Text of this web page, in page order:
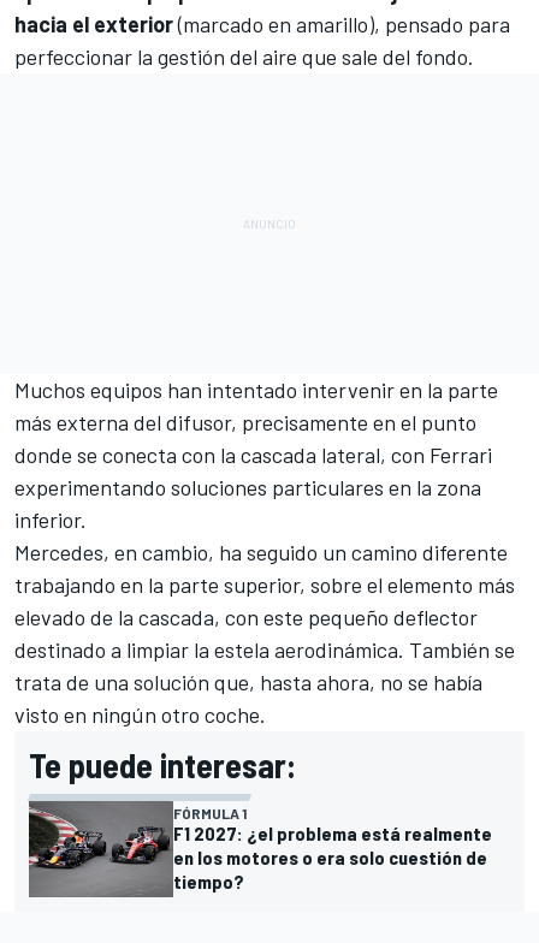
hacia el exterior(marcado en amarillo), pensado para
perfeccionar la gestión del aire que sale del fondo.
Muchos equipos han intentado intervenir en la parte
más externa del difusor, precisamente en el punto
donde se conecta con la cascada lateral, con Ferrari
experimentando soluciones particulares en la zona
inferior.
Mercedes, en cambio, ha seguido un camino diferente
trabajando en la parte superior, sobre el elemento más
elevado de la cascada, con este pequeño deflector
destinado a limpiar la estela aerodinámica. También se
trata de una solución que, hasta ahora, no se había
visto en ningún otro coche.
Te puede interesar:
FÓRMULA 1
F1 2027: ¿el problema está realmente
en los motores o era solo cuestión de
tiempo?